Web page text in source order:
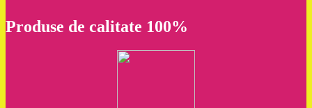
Produse de calitate 100%